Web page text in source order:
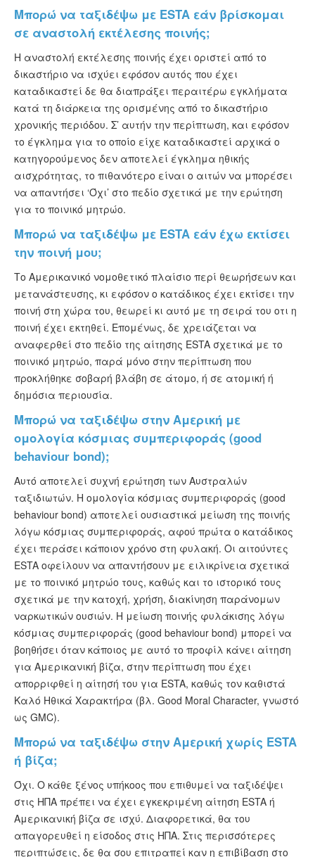
Μπορώ να ταξιδέψω με ESTA εάν βρίσκομαι
σε αναστολή εκτέλεσης ποινής;
Η αναστολή εκτέλεσης ποινής έχει οριστεί από το
δικαστήριο να ισχύει εφόσον αυτός που έχει
καταδικαστεί δε θα διαπράξει περαιτέρω εγκλήματα
κατά τη διάρκεια της ορισμένης από το δικαστήριο
χρονικής περιόδου. Σ’ αυτήν την περίπτωση, και εφόσον
το έγκλημα για το οποίο είχε καταδικαστεί αρχικά ο
κατηγορούμενος δεν αποτελεί έγκλημα ηθικής
αισχρότητας, το πιθανότερο είναι ο αιτών να μπορέσει
να απαντήσει ‘Όχι’ στο πεδίο σχετικά με την ερώτηση
για το ποινικό μητρώο.
Μπορώ να ταξιδέψω με ESTA εάν έχω εκτίσει
την ποινή μου;
Το Αμερικανικό νομοθετικό πλαίσιο περί θεωρήσεων και
μετανάστευσης, κι εφόσον ο κατάδικος έχει εκτίσει την
ποινή στη χώρα του, θεωρεί κι αυτό με τη σειρά του οτι η
ποινή έχει εκτηθεί. Επομένως, δε χρειάζεται να
αναφερθεί στο πεδίο της αίτησης ESTA σχετικά με το
ποινικό μητρώο, παρά μόνο στην περίπτωση που
προκλήθηκε σοβαρή βλάβη σε άτομο, ή σε ατομική ή
δημόσια περιουσία.
Μπορώ να ταξιδέψω στην Αμερική με
ομολογία κόσμιας συμπεριφοράς (good
behaviour bond);
Αυτό αποτελεί συχνή ερώτηση των Αυστραλών
ταξιδιωτών. Η ομολογία κόσμιας συμπεριφοράς (good
behaviour bond) αποτελεί ουσιαστικά μείωση της ποινής
λόγω κόσμιας συμπεριφοράς, αφού πρώτα ο κατάδικος
έχει περάσει κάποιον χρόνο στη φυλακή. Οι αιτούντες
ESTA οφείλουν να απαντήσουν με ειλικρίνεια σχετικά
με το ποινικό μητρώο τους, καθώς και το ιστορικό τους
σχετικά με την κατοχή, χρήση, διακίνηση παράνομων
ναρκωτικών ουσιών. Η μείωση ποινής φυλάκισης λόγω
κόσμιας συμπεριφοράς (good behaviour bond) μπορεί να
βοηθήσει όταν κάποιος με αυτό το προφίλ κάνει αίτηση
για Αμερικανική βίζα, στην περίπτωση που έχει
απορριφθεί η αίτησή του για ESTA, καθώς τον καθιστά
Καλό Ηθικά Χαρακτήρα (βλ. Good Moral Character, γνωστό
ως GMC).
Μπορώ να ταξιδέψω στην Αμερική χωρίς ESTA
ή βίζα;
Όχι. Ο κάθε ξένος υπήκοος που επιθυμεί να ταξιδέψει
στις ΗΠΑ πρέπει να έχει εγκεκριμένη αίτηση ESTA ή
Αμερικανική βίζα σε ισχύ. Διαφορετικά, θα του
απαγορευθεί η είσοδος στις ΗΠΑ. Στις περισσότερες
περιπτώσεις, δε θα σου επιτραπεί καν η επιβίβαση στο